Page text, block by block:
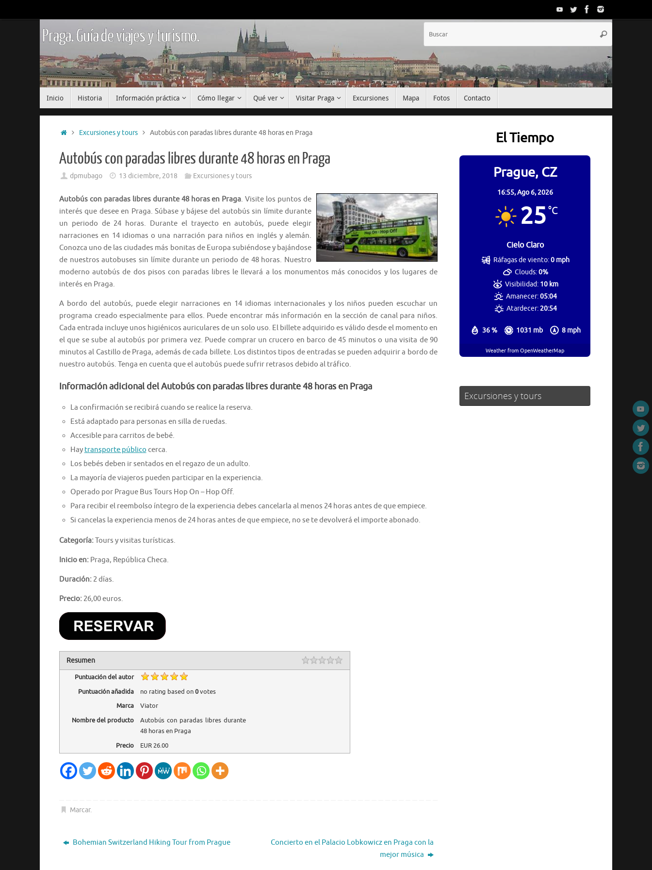
al
Praga. Guía de viajes y turismo. Buscar
Inicio Historia Información práctica Cómo llegar Qué ver Visitar Praga Excursiones Mapa Fotos Contacto
InicioExcursiones y tours Autobús con paradas libres durante 48 horas en Praga
Autobús con paradas libres durante 48 horas en Praga
dpmubago 13 diciembre, 2018 Excursiones y tours
Autobús con paradas libres durante 48 horas en Praga. Visite los puntos de
interés que desee en Praga. Súbase y bájese del autobús sin límite durante
un periodo de 24 horas. Durante el trayecto en autobús, puede elegir
narraciones en 14 idiomas o una narración para niños en inglés y alemán.
Conozca uno de las ciudades más bonitas de Europa subiéndose y bajándose
de nuestros autobuses sin límite durante un periodo de 48 horas. Nuestro
moderno autobús de dos pisos con paradas libres le llevará a los monumentos más conocidos y los lugares de
interés en Praga.
A bordo del autobús, puede elegir narraciones en 14 idiomas internacionales y los niños pueden escuchar un
programa creado especialmente para ellos. Puede encontrar más información en la sección de canal para niños.
Cada entrada incluye unos higiénicos auriculares de un solo uso. El billete adquirido es válido desde el momento en
el que se sube al autobús por primera vez. Puede comprar un crucero en barco de 45 minutos o una visita de 90
minutos al Castillo de Praga, además de cada billete. Los distintos tipos de entradas se pueden adquirir a bordo de
nuestro autobús. Tenga en cuenta que el autobús puede sufrir retrasos debido al tráfico.
Información adicional del Autobús con paradas libres durante 48 horas en Praga
La confirmación se recibirá cuando se realice la reserva.
Está adaptado para personas en silla de ruedas.
Accesible para carritos de bebé.
Hay transporte público cerca.
Los bebés deben ir sentados en el regazo de un adulto.
La mayoría de viajeros pueden participar en la experiencia.
Operado por Prague Bus Tours Hop On – Hop Off.
Para recibir el reembolso íntegro de la experiencia debes cancelarla al menos 24 horas antes de que empiece.
Si cancelas la experiencia menos de 24 horas antes de que empiece, no se te devolverá el importe abonado.
Categoría:Tours y visitas turísticas.
Inicio en: Praga, República Checa.
Duración: 2 días.
Precio: 26,00 euros.
Resumen
Puntuación del autor
Puntuación añadida
no rating based on0votes
Marca
Viator
Nombre del producto
Autobús con paradas libres durante
48 horas en Praga
Precio
EUR26.00
Marcar.
Bohemian Switzerland Hiking Tour from Prague
Concierto en el Palacio Lobkowicz en Praga con la
mejor música
El Tiempo
Prague, CZ
16:55,Ago 6, 2026
25°C
Cielo Claro
36 % 1031 mb 8 mph
Ráfagas de viento:0 mph
Clouds:0%
Visibilidad: 10 km
Amanecer:05:04
Atardecer:20:54
Weather from OpenWeatherMap
Excursiones y tours